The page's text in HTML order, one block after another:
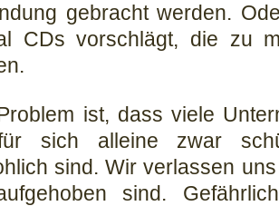
gebracht werden.
CDs vorschlägt, die zu
ist, dass viele
sich alleine zwar
sind. Wir verlassen
sind.